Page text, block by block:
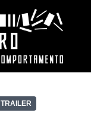
Trailer